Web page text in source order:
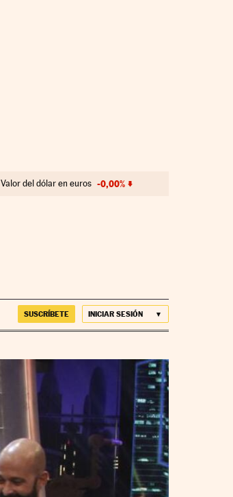
Valor del dólar en euros -0,00%
SUSCRÍBETE INICIAR SESIÓN